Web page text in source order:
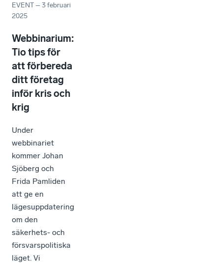
EVENT –3 februari
2025
Webbinarium:
Tio tips för
att förbereda
ditt företag
inför kris och
krig
Under
webbinariet
kommer Johan
Sjöberg och
Frida Pamliden
att ge en
lägesuppdatering
om den
säkerhets- och
försvarspolitiska
läget. Vi